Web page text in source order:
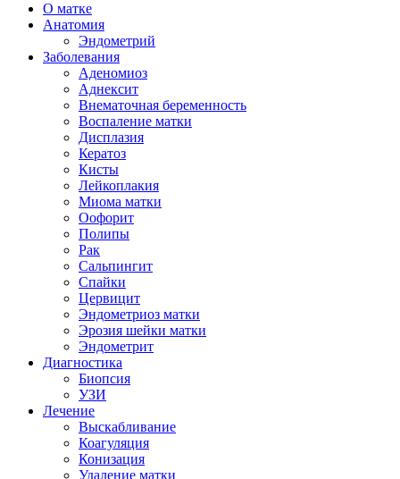
О матке
Анатомия
Эндометрий
Заболевания
Аденомиоз
Аднексит
Внематочная беременность
Воспаление матки
Дисплазия
Кератоз
Кисты
Лейкоплакия
Миома матки
Оофорит
Полипы
Рак
Сальпингит
Спайки
Цервицит
Эндометриоз матки
Эрозия шейки матки
Эндометрит
Диагностика
Биопсия
УЗИ
Лечение
Выскабливание
Коагуляция
Конизация
Удаление матки